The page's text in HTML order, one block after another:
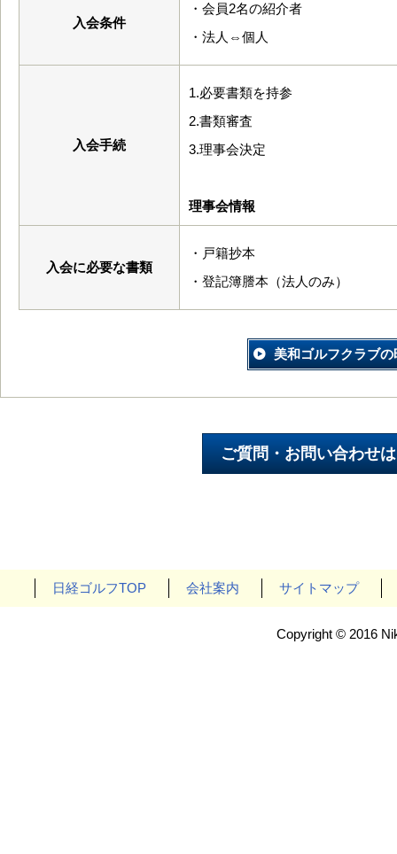
入会条件
・会員2名の紹介者
・法人⇔個人
入会手続
1.必要書類を持参
2.書類審査
3.理事会決定
理事会情報
入会に必要な書類
・戸籍抄本
・登記簿謄本（法人のみ）
美和ゴルフクラブの
日経ゴルフTOP 会社案内 サイトマップ
Copyright © 2016